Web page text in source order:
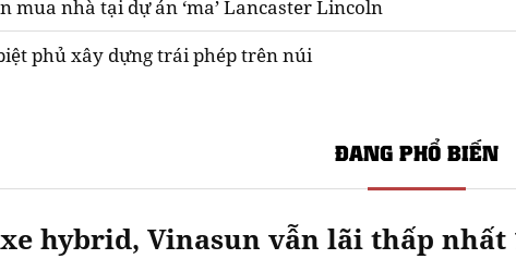
mua nhà tại dự án ‘ma’ Lancaster Lincoln
phủ xây dựng trái phép trên núi
ĐANG PHỔ BIẾN
hybrid, Vinasun vẫn lãi thấp nhất